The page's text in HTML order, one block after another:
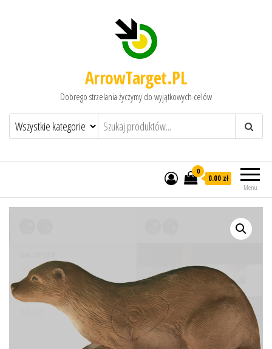
ArrowTarget.PL
Dobrego strzelania życzymy do wyjątkowych celów
Menu
0
0.00 zł